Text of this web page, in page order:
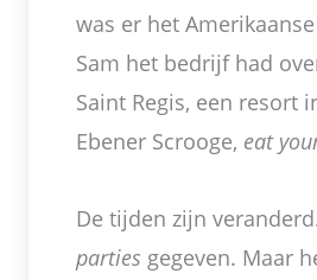
was er het
Sam het bedrijf had
Saint Regis, een resort
Ebener Scrooge, eat
De tijden zijn
parties gegeven. Maar